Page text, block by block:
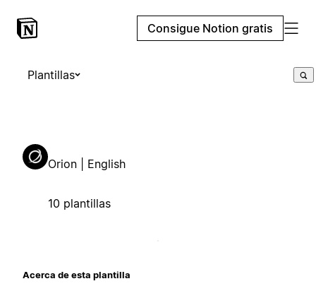
Consigue Notion gratis
Plantillas
Orion | English
10 plantillas
Acerca de esta plantilla